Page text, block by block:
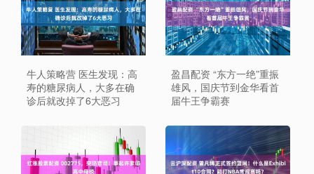
牛人策略营 医生发现：高
寿的糖尿病人，大多在确
诊后就改掉了6大恶习
盈昌配资 “东方一绝”重振
雄风，国庆节到金华看首
届牛王争霸赛